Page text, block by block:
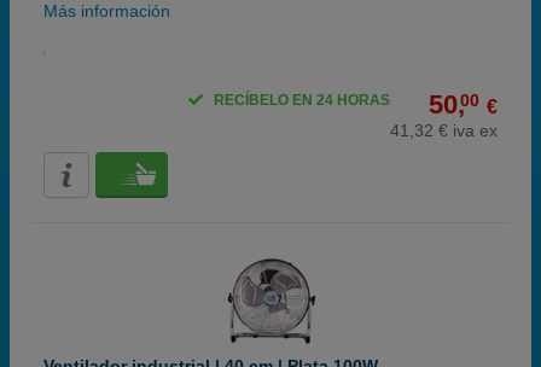
Más información
50,00 €
41,32 € iva ex
RECÍBELO EN 24 HORAS